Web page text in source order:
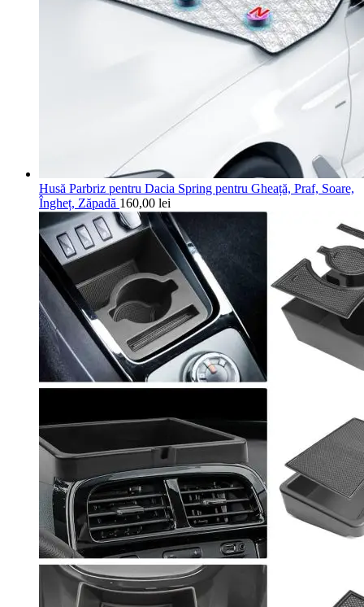
Husă Parbriz pentru Dacia Spring pentru Gheață, Praf, Soare,
Îngheț, Zăpadă 160,00 lei